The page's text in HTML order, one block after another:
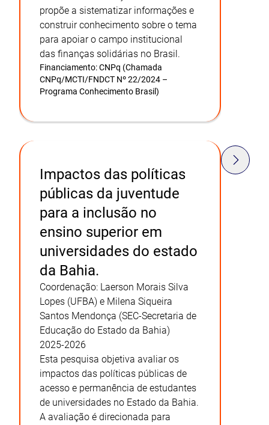
propõe a sistematizar informações e
construir conhecimento sobre o tema
para apoiar o campo institucional
das finanças solidárias no Brasil.
Financiamento:CNPq (Chamada
CNPq/MCTI/FNDCT Nº 22/2024 –
Programa Conhecimento Brasil)
Impactos das políticas
públicas da juventude
para a inclusão no
ensino superior em
universidades do estado
da Bahia.
Coordenação: Laerson Morais Silva
Lopes (UFBA) e Milena Siqueira
Santos Mendonça (SEC-Secretaria de
Educação do Estado da Bahia)
2025-2026
Esta pesquisa objetiva avaliar os
impactos das políticas públicas de
acesso e permanência de estudantes
de universidades no Estado da Bahia.
A avaliação é direcionada para